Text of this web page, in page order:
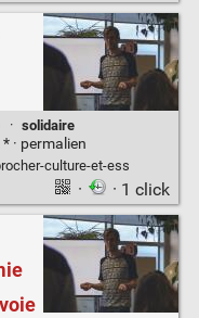
· solidaire
· permalien
culture-et-ess
· · 1 click